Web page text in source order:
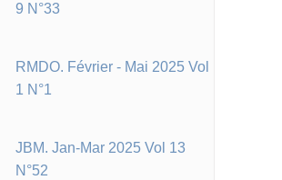
9 N°33
RMDO. Février - Mai 2025 Vol
1 N°1
JBM. Jan-Mar 2025 Vol 13
N°52